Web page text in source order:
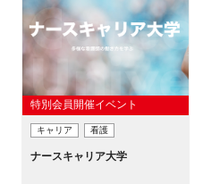
FAQ
イベントお知らせメール登録
特別会員開催イベント
キャリア 看護
ナースキャリア大学